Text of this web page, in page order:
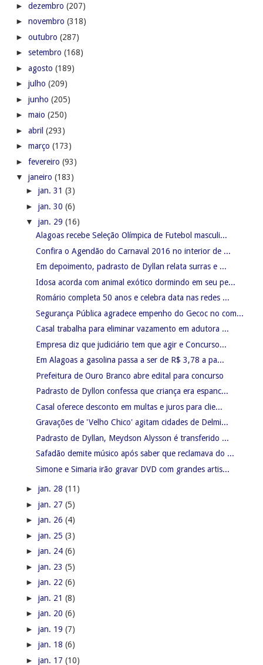
► dezembro (207)
► novembro (318)
► outubro (287)
► setembro (168)
► agosto (189)
► julho (209)
► junho (205)
► maio (250)
► abril (293)
► março (173)
► fevereiro (93)
▼ janeiro (183)
► jan. 31 (3)
► jan. 30 (6)
▼ jan. 29 (16)
Alagoas recebe Seleção Olímpica de Futebol masculi...
Confira o Agendão do Carnaval 2016 no interior de ...
Em depoimento, padrasto de Dyllan relata surras e ...
Idosa acorda com animal exótico dormindo em seu pe...
Romário completa 50 anos e celebra data nas redes ...
Segurança Pública agradece empenho do Gecoc no com...
Casal trabalha para eliminar vazamento em adutora ...
Empresa diz que judiciário tem que agir e Concurso...
Em Alagoas a gasolina passa a ser de R$ 3,78 a pa...
Prefeitura de Ouro Branco abre edital para concurso
Padrasto de Dyllon confessa que criança era espanc...
Casal oferece desconto em multas e juros para clie...
Gravações de 'Velho Chico' agitam cidades de Delmi...
Padrasto de Dyllan, Meydson Alysson é transferido ...
Safadão demite músico após saber que reclamava do ...
Simone e Simaria irão gravar DVD com grandes artis...
► jan. 28 (11)
► jan. 27 (5)
► jan. 26 (4)
► jan. 25 (3)
► jan. 24 (6)
► jan. 23 (5)
► jan. 22 (6)
► jan. 21 (8)
► jan. 20 (6)
► jan. 19 (7)
► jan. 18 (6)
► jan. 17 (10)